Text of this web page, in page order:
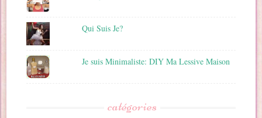
Qui Suis Je?
Je suis Minimaliste: DIY Ma Lessive Maison
catégories